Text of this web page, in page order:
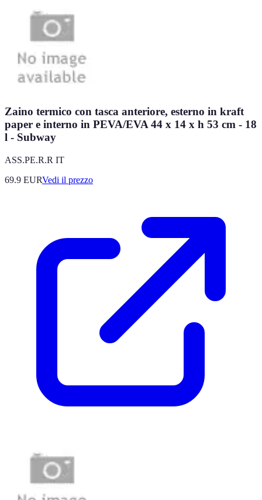
Zaino termico con tasca anteriore, esterno in kraft
paper e interno in PEVA/EVA 44 x 14 x h 53 cm - 18
l - Subway
ASS.PE.R.R IT
69.9 EURVedi il prezzo